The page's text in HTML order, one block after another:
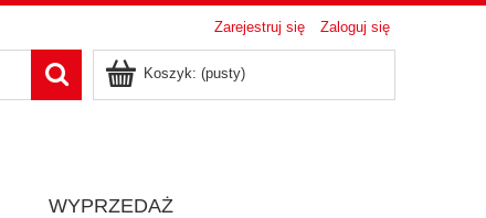
Zarejestruj się Zaloguj się
Koszyk: (pusty)
WYPRZEDAŻ